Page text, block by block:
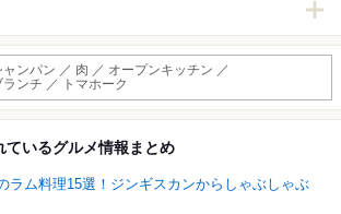
ャンパン ／ 肉 ／ オープンキッチン ／
ランチ ／ トマホーク
ているグルメ情報まとめ
ラム料理15選！ジンギスカンからしゃぶしゃぶ